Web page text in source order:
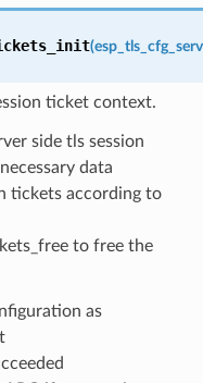
(
ticket context.
side tls session
data
tickets according to
to free the
as